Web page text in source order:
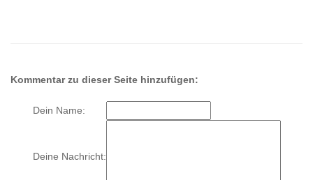
Kommentar zu dieser Seite hinzufügen:
Dein Name:
Deine Nachricht: